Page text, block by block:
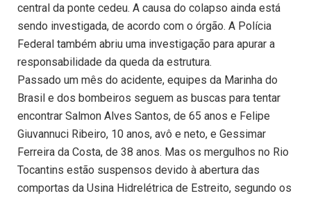
central da ponte cedeu. A causa do colapso ainda está
sendo investigada, de acordo com o órgão. A Polícia
Federal também abriu uma investigação para apurar a
responsabilidade da queda da estrutura.
Passado um mês do acidente, equipes da Marinha do
Brasil e dos bombeiros seguem as buscas para tentar
encontrar Salmon Alves Santos, de 65 anos e Felipe
Giuvannuci Ribeiro, 10 anos, avô e neto, e Gessimar
Ferreira da Costa, de 38 anos. Mas os mergulhos no Rio
Tocantins estão suspensos devido à abertura das
comportas da Usina Hidrelétrica de Estreito, segundo os